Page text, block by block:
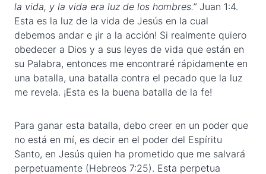
la vida, y la vida era luz de los hombres.” Juan 1:4.
Esta es la luz de la vida de Jesús en la cual
debemos andar e ¡ir a la acción! Si realmente quiero
obedecer a Dios y a sus leyes de vida que están en
su Palabra, entonces me encontraré rápidamente en
una batalla, una batalla contra el pecado que la luz
me revela. ¡Esta es la buena batalla de la fe!
Para ganar esta batalla, debo creer en un poder que
no está en mí, es decir en el poder del Espíritu
Santo, en Jesús quien ha prometido que me salvará
perpetuamente (Hebreos 7:25). Esta perpetua